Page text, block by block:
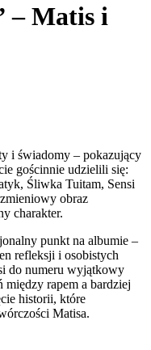
– Matis i
i świadomy – pokazujący
gościnnie udzielili się:
Śliwka Tuitam, Sensi
obraz
charakter.
punkt na albumie –
refleksji i osobistych
do numeru wyjątkowy
rapem a bardziej
historii, które
Matisa.